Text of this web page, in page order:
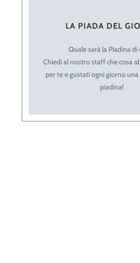
LA PIADA DEL
Quale sarà la Piadina di
Chiedi al nostro staff che cosa
per te e gustati ogni giorno
piadina!